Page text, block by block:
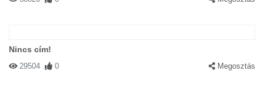
Nincs cím!
29504 0 Megosztás